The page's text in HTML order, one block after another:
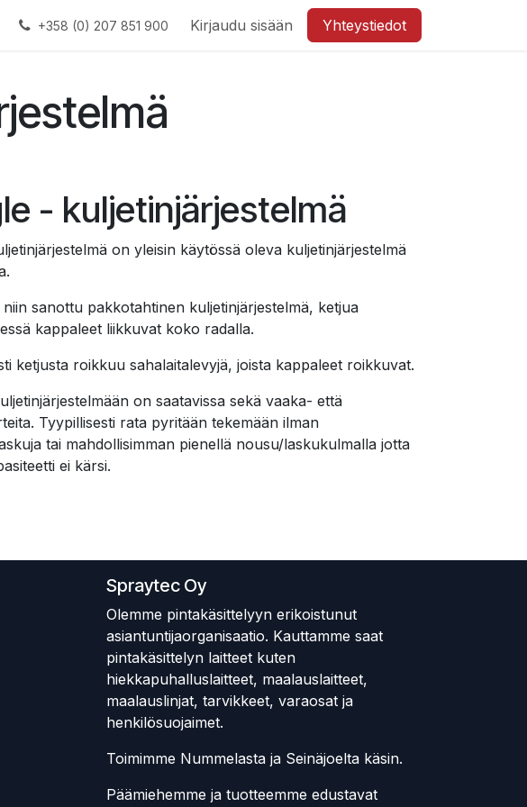
+358 (0) 207 851 900 Kirjaudu sisään Yhteystiedot
- kuljetinjärjestelmä
on yleisin käytössä oleva kuljetinjärjestelmä
sanottu pakkotahtinen kuljetinjärjestelmä, ketjua
kappaleet liikkuvat koko radalla.
ketjusta roikkuu sahalaitalevyjä, joista kappaleet roikkuvat.
on saatavissa sekä vaaka- että
Tyypillisesti rata pyritään tekemään ilman
tai mahdollisimman pienellä nousu/laskukulmalla jotta
ei kärsi.
Spraytec Oy
Olemme pintakäsittelyyn erikoistunut
asiantuntijaorganisaatio. Kauttamme saat
pintakäsittelyn laitteet kuten
hiekkapuhalluslaitteet, maalauslaitteet,
maalauslinjat, tarvikkeet, varaosat ja
henkilösuojaimet.
Toimimme Nummelasta ja Seinäjoelta käsin.
Päämiehemme ja tuotteemme edustavat